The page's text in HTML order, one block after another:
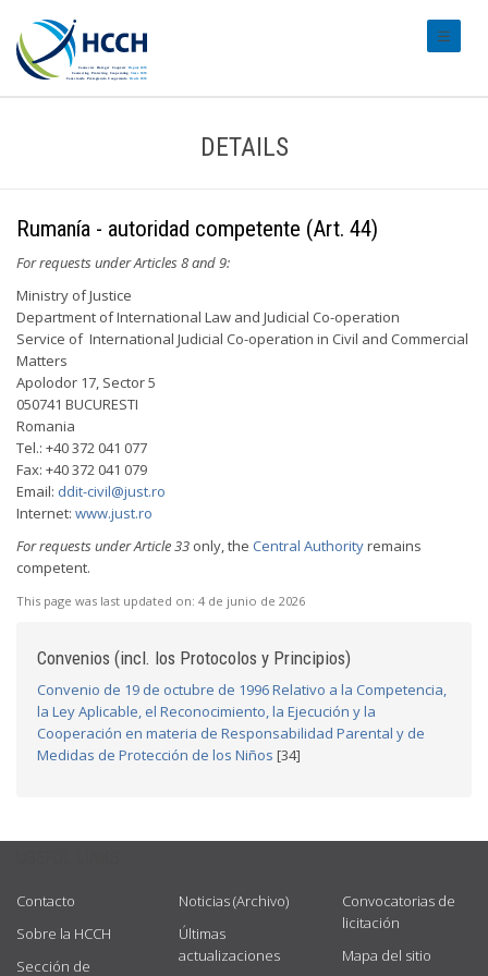
DETAILS
Rumanía - autoridad competente (Art. 44)
For requests under Articles 8 and 9:
Ministry of Justice
Department of International Law and Judicial Co-operation
Service of International Judicial Co-operation in Civil and Commercial
Matters
Apolodor 17, Sector 5
050741 BUCURESTI
Romania
Tel.: +40 372 041 077
Fax: +40 372 041 079
Email: ddit-civil@just.ro
Internet: www.just.ro
For requests under Article 33 only, the Central Authorityremains
competent.
This page was last updated on: 4 de junio de 2026
Convenios (incl. los Protocolos y Principios)
Convenio de 19 de octubre de 1996 Relativo a la Competencia,
la Ley Aplicable, el Reconocimiento, la Ejecución y la
Cooperación en materia de Responsabilidad Parental y de
Medidas de Protección de los Niños [34]
Contacto
Sobre la HCCH
Sección de
Noticias (Archivo)
Últimas
actualizaciones
Convocatorias de
licitación
Mapa del sitio